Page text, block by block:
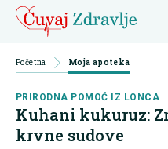
Početna Moja apoteka
PRIRODNA POMOĆ IZ LONCA
Kuhani kukuruz:
krvne sudove